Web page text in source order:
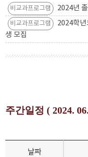
비교과프로그램 2024년
비교과프로그램
2024학
생 모집
주간일정 ( 2024.
날짜